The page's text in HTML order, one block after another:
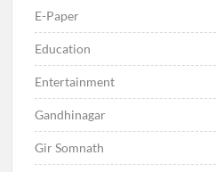
E-Paper
Education
Entertainment
Gandhinagar
Gir Somnath